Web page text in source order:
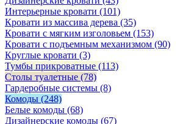
Интерьерные кровати (101)
Кровати из массива дерева (35)
Кровати с мягким изголовьем (153)
Кровати с подъемным механизмом (90)
Круглые кровати (3)
Тумбы прикроватные (113)
Столы туалетные (78)
Гардеробные системы (8)
Комоды (248)
Белые комоды (68)
Дизайнерские комоды (67)